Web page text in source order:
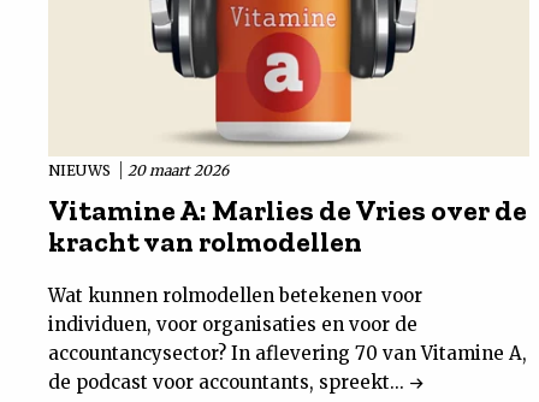
NIEUWS 20 maart 2026
Vitamine A: Marlies de Vries over de
kracht van rolmodellen
Wat kunnen rolmodellen betekenen voor
individuen, voor organisaties en voor de
accountancysector? In aflevering 70 van Vitamine A,
de podcast voor accountants, spreekt...